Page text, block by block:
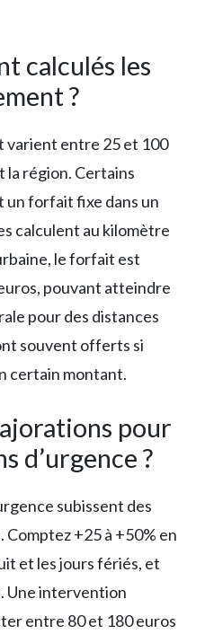
calculés les
?
varient entre 25 et 100
la région. Certains
forfait fixe dans un
calculent au kilomètre
le forfait est
pouvant atteindre
pour des distances
souvent offerts si
certain montant.
pour
d’urgence ?
subissent des
+25 à +50% en
et les jours fériés, et
Une intervention
entre 80 et 180 euros